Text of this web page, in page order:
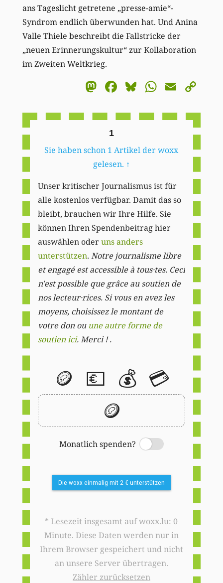
ans Tageslicht getretene „presse-amie“-
Syndrom endlich überwunden hat. Und Anina
Valle Thiele beschreibt die Fallstricke der
„neuen Erinnerungskultur“ zur Kollaboration
im Zweiten Weltkrieg.
Mastodon
Facebook
BlueskyEmail
1
Sie haben schon 1 Artikel der woxx
gelesen. ↑
Unser kritischer Journalismus ist für
alle kostenlos verfügbar. Damit das so
bleibt, brauchen wir Ihre Hilfe. Sie
können Ihren Spendenbeitrag hier
auswählen oderuns anders
unterstützen. Notre journalisme libre
et engagé est accessible à tous·tes. Ceci
n'est possible que grâce au soutien de
nos lecteur·rices. Si vous en avez les
moyens, choisissez le montant de
votre don ou une autre forme de
soutien ici. Merci ! .
🪙 💶 💰 💳
🪙
Monatlich spenden?
Switch
Die woxx einmalig mit 2 € unterstützen
* Lesezeit insgesamt auf woxx.lu: 0
Minute. Diese Daten werden nur in
Ihrem Browser gespeichert und nicht
an unsere Server übertragen.
Zähler zurücksetzen